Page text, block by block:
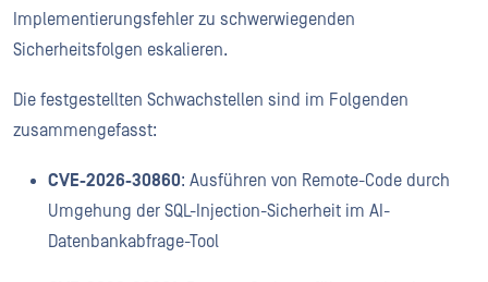
Implementierungsfehler zu schwerwiegenden
Sicherheitsfolgen eskalieren.
Die festgestellten Schwachstellen sind im Folgenden
zusammengefasst:
CVE-2026-30860: Ausführen von Remote-Code durch
Umgehung der SQL-Injection-Sicherheit im AI-
Datenbankabfrage-Tool